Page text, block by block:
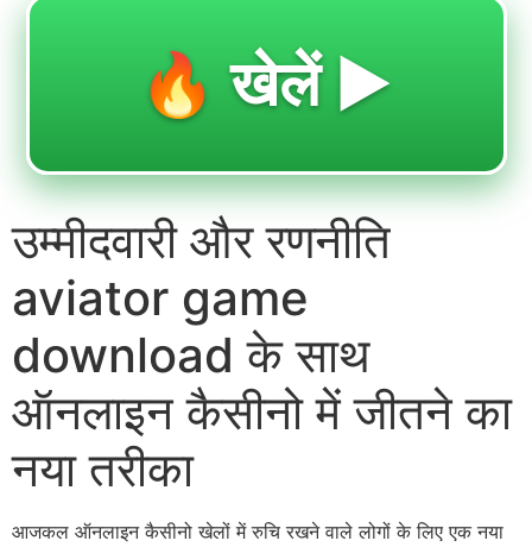
🔥 खेलें ▶️
उम्मीदवारी और रणनीति
aviator game
download के साथ
ऑनलाइन कैसीनो में जीतने का
नया तरीका
आजकल ऑनलाइन कैसीनो खेलों में रुचि रखने वाले लोगों के लिए एक नया